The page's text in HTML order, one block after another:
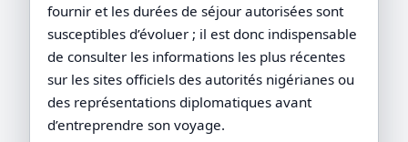
fournir et les durées de séjour autorisées sont
susceptibles d’évoluer ; il est donc indispensable
de consulter les informations les plus récentes
sur les sites officiels des autorités nigérianes ou
des représentations diplomatiques avant
d’entreprendre son voyage.